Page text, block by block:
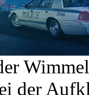
der